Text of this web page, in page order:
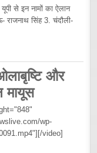
से इन नामों का ऐलान
राजनाथ सिंह 3. चंदौली-
और
मायूस
wp-
video]